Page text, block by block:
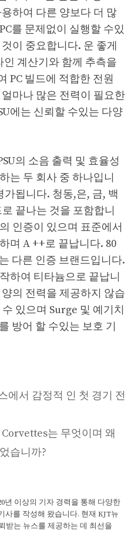
하여 다른 양보다 더 많
를 문제없이 실행할 수있
이 중요합니다. 운 좋게
계산기와 함께 추측을
PC 빌드에 적합한 전원
마나 많은 전력이 필요한
에는 신뢰할 수있는 다양
의 소음 출력 및 효율성
는 두 회사 중 하나입니
됩니다. 청동,은, 금, 백
끝나는 것을 포함합니
인증이 있으며 표준에서
며 A ++로 끝납니다. 80
다른 인증 브랜드입니다.
하여 티타늄으로 끝납니
의 전력을 제공하지 않습
있으며 Surge 및 예기치
방어 할 수있는 보호 기
에서 감정적 인 첫 경기 전
는 무엇이며 왜
습니까?
년 이상의 기자 경력을 통해 다양한
사를 작성해 왔습니다. 현재 KJT뉴
받는 뉴스를 제공하는 데 최선을